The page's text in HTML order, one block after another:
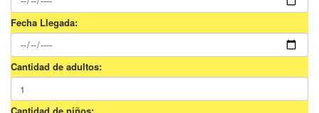
Fecha Llegada:
Cantidad de adultos: